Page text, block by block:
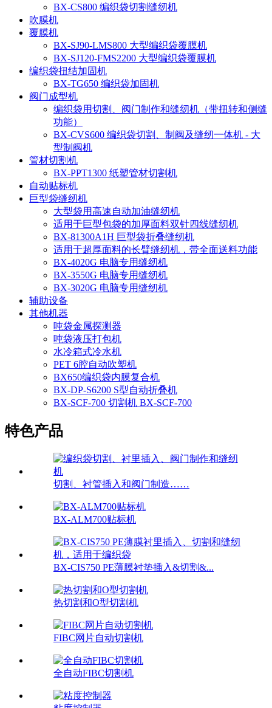
BX-CS800 编织袋切割缝纫机
吹膜机
覆膜机
BX-SJ90-LMS800 大型编织袋覆膜机
BX-SJ120-FMS2200 大型编织袋覆膜机
编织袋扭结加固机
BX-TG650 编织袋加固机
阀门成型机
编织袋用切割、阀门制作和缝纫机（带扭转和侧缝
功能）
BX-CVS600 编织袋切割、制阀及缝纫一体机 - 大
型制阀机
管材切割机
BX-PPT1300 纸塑管材切割机
自动贴标机
巨型袋缝纫机
大型袋用高速自动加油缝纫机
适用于巨型包袋的加厚面料双针四线缝纫机
BX-81300A1H 巨型袋折叠缝纫机
适用于超厚面料的长臂缝纫机，带全面送料功能
BX-4020G 电脑专用缝纫机
BX-3550G 电脑专用缝纫机
BX-3020G 电脑专用缝纫机
辅助设备
其他机器
吨袋金属探测器
吨袋液压打包机
水冷箱式冷水机
PET 6腔自动吹塑机
BX650编织袋内膜复合机
BX-DP-S6200 S型自动折叠机
BX-SCF-700 切割机 BX-SCF-700
特色产品
切割、衬管插入和阀门制造……
BX-ALM700贴标机
BX-CIS750 PE薄膜衬垫插入&切割&...
热切割和O型切割机
FIBC网片自动切割机
全自动FIBC切割机